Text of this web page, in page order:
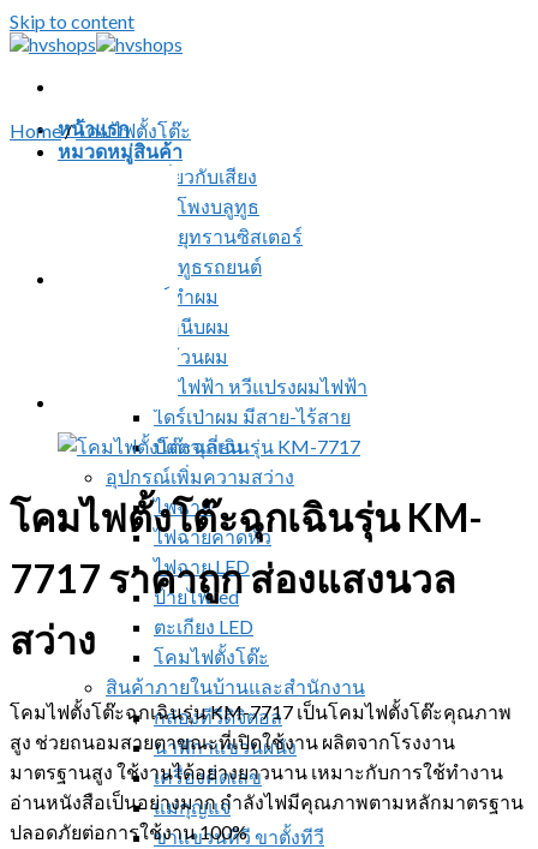
Skip to content
หน้าแรก
หมวดหมู่สินค้า
สินค้าเกี่ยวกับเสียง
ลำโพงบลูทูธ
วิทยุทรานซิสเตอร์
บลูทูธรถยนต์
อุปกรณ์ทำผม
ที่หนีบผม
ที่ม้วนผม
หวีไฟฟ้า หวีแปรงผมไฟฟ้า
ไดร์เป่าผม มีสาย-ไร้สาย
ปัตตาเลี่ยน
อุปกรณ์เพิ่มความสว่าง
ไฟฉาย
ไฟฉายคาดหัว
ไฟฉาย LED
ป้ายไฟ led
ตะเกียง LED
โคมไฟตั้งโต๊ะ
สินค้าภายในบ้านและสำนักงาน
กล่องทีวีดิจิตอล
นาฬิกาแขวนผนัง
เครื่องคิดเลข
แม่กุญแจ
ขาแขวนทีวี ขาตั้งทีวี
Home/โคมไฟตั้งโต๊ะ
โคมไฟตั้งโต๊ะฉุกเฉินรุ่น KM-
7717 ราคาถูก ส่องแสงนวล
สว่าง
โคมไฟตั้งโต๊ะฉุกเฉินรุ่น KM-7717 เป็นโคมไฟตั้งโต๊ะคุณภาพ
สูง ช่วยถนอมสายตาขณะที่เปิดใช้งาน ผลิตจากโรงงาน
มาตรฐานสูง ใช้งานได้อย่างยาวนาน เหมาะกับการใช้ทำงาน
อ่านหนังสือเป็นอย่างมาก กำลังไฟมีคุณภาพตามหลักมาตรฐาน
ปลอดภัยต่อการใช้งาน 100%